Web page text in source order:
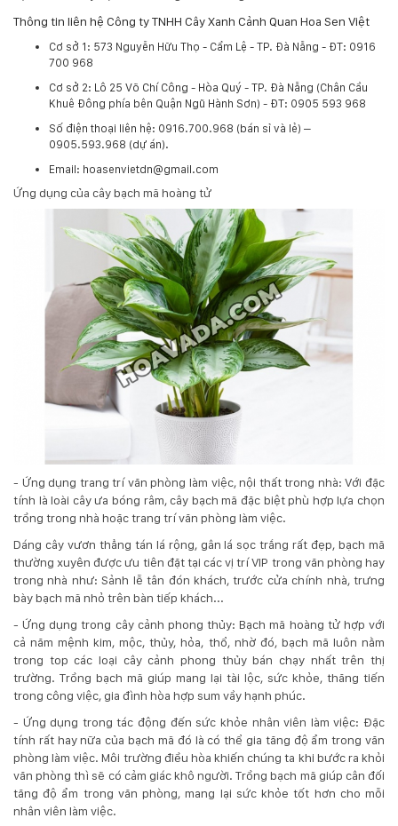
Thông tin liên hệ Công ty TNHH Cây Xanh Cảnh Quan Hoa Sen Việt
Cơ sở 1: 573 Nguyễn Hữu Thọ - Cẩm Lệ - TP. Đà Nẵng - ĐT: 0916
700 968
Cơ sở 2: Lô 25 Võ Chí Công - Hòa Quý - TP. Đà Nẵng (Chân Cầu
Khuê Đông phía bên Quận Ngũ Hành Sơn) - ĐT: 0905 593 968
​Số điện thoại liên hệ: 0916.700.968 (bán sỉ và lẻ) –
0905.593.968 (dự án).
Email: hoasenvietdn@gmail.com
Ứng dụng của cây bạch mã hoàng tử
- Ứng dụng trang trí văn phòng làm việc, nội thất trong nhà: Với đặc
tính là loài cây ưa bóng râm, cây bạch mã đặc biệt phù hợp lựa chọn
trồng trong nhà hoặc trang trí văn phòng làm việc.
Dáng cây vươn thẳng tán lá rộng, gân lá sọc trắng rất đẹp, bạch mã
thường xuyên được ưu tiên đặt tại các vị trí VIP trong văn phòng hay
trong nhà như: Sảnh lễ tân đón khách, trước cửa chính nhà, trưng
bày bạch mã nhỏ trên bàn tiếp khách...
- Ứng dụng trong cây cảnh phong thủy: Bạch mã hoàng tử hợp với
cả năm mệnh kim, mộc, thủy, hỏa, thổ, nhờ đó, bạch mã luôn nằm
trong top các loại cây cảnh phong thủy bán chạy nhất trên thị
trường. Trồng bạch mã giúp mang lại tài lộc, sức khỏe, thăng tiến
trong công việc, gia đình hòa hợp sum vầy hạnh phúc.
- Ứng dụng trong tác động đến sức khỏe nhân viên làm việc: Đặc
tính rất hay nữa của bạch mã đó là có thể gia tăng độ ẩm trong văn
phòng làm việc. Môi trường điều hòa khiến chúng ta khi bước ra khỏi
văn phòng thì sẽ có cảm giác khô người. Trồng bạch mã giúp cân đối
tăng độ ẩm trong văn phòng, mang lại sức khỏe tốt hơn cho mỗi
nhân viên làm việc.